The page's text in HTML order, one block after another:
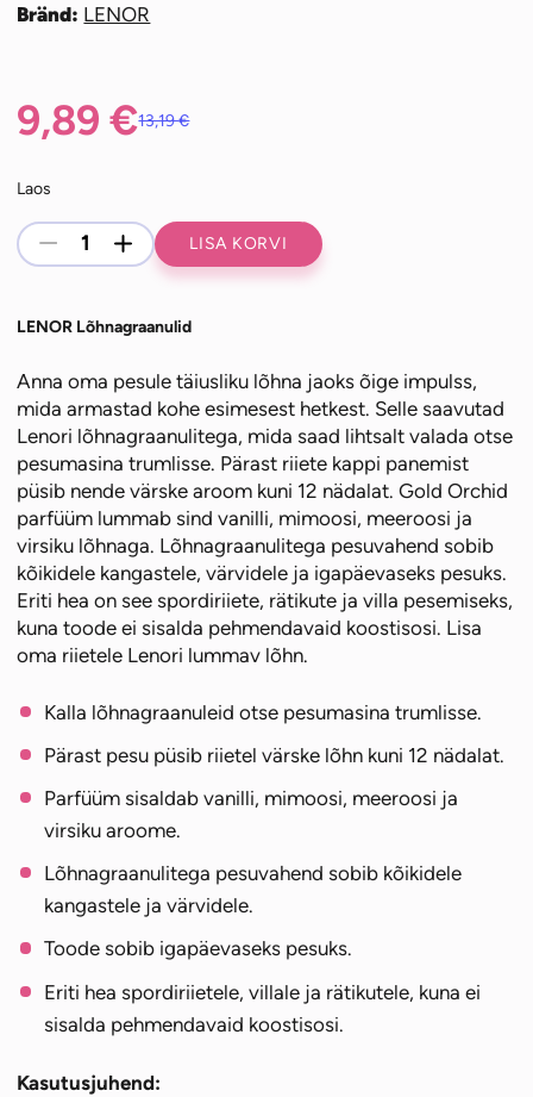
Bränd: LENOR
13,19€
Algne
hind
13,19 €.
9,89€
Praegune
hind
9,89 €.
Laos
-
LENOR
Lõhnagraanulid
Orchid
g
(41
Pesukorda)
kogus
+ LISA KORVI
LENOR Lõhnagraanulid
Anna oma pesule täiusliku lõhna jaoks õige impulss,
mida armastad kohe esimesest hetkest. Selle saavutad
Lenori lõhnagraanulitega, mida saad lihtsalt valada otse
pesumasina trumlisse. Pärast riiete kappi panemist
püsib nende värske aroom kuni 12 nädalat. Gold Orchid
parfüüm lummab sind vanilli, mimoosi, meeroosi ja
virsiku lõhnaga. Lõhnagraanulitega pesuvahend sobib
kõikidele kangastele, värvidele ja igapäevaseks pesuks.
Eriti hea on see spordiriiete, rätikute ja villa pesemiseks,
kuna toode ei sisalda pehmendavaid koostisosi. Lisa
oma riietele Lenori lummav lõhn.
Kalla lõhnagraanuleid otse pesumasina trumlisse.
Pärast pesu püsib riietel värske lõhn kuni 12 nädalat.
Parfüüm sisaldab vanilli, mimoosi, meeroosi ja
virsiku aroome.
Lõhnagraanulitega pesuvahend sobib kõikidele
kangastele ja värvidele.
Toode sobib igapäevaseks pesuks.
Eriti hea spordiriietele, villale ja rätikutele, kuna ei
sisalda pehmendavaid koostisosi.
Kasutusjuhend: